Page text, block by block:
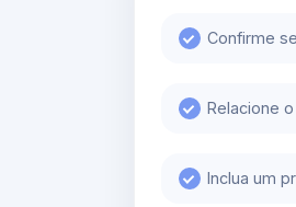
Confirme
Relacione
Inclua um